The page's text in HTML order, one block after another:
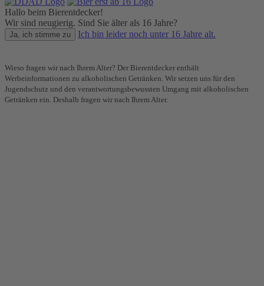
Hallo beim Bierentdecker!
Wir sind neugierig. Sind Sie älter als 16 Jahre?
Ja, ich stimme zu Ich bin leider noch unter 16 Jahre alt.
Wieso fragen wir nach Ihrem Alter? Der Bierentdecker enthält
Werbeinformationen zu alkoholischen Getränken. Wir setzen uns für den
Jugendschutz und den verantwortungsbewussten Umgang mit alkoholischen
Getränken ein. Deshalb fragen wir nach Ihrem Alter.